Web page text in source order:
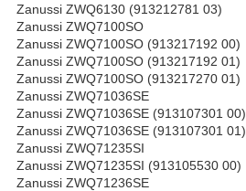
Zanussi ZWQ6130 (913212781 03)
Zanussi ZWQ7100SO
Zanussi ZWQ7100SO (913217192 00)
Zanussi ZWQ7100SO (913217192 01)
Zanussi ZWQ7100SO (913217270 01)
Zanussi ZWQ71036SE
Zanussi ZWQ71036SE (913107301 00)
Zanussi ZWQ71036SE (913107301 01)
Zanussi ZWQ71235SI
Zanussi ZWQ71235SI (913105530 00)
Zanussi ZWQ71236SE